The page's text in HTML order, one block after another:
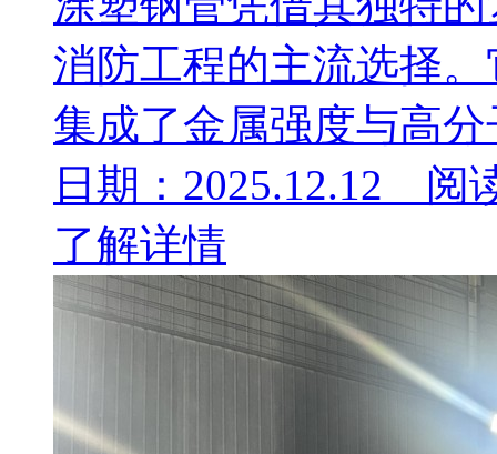
消防工程的主流选择
集成了金属强度与高
日期：2025.12.12 阅
了解详情